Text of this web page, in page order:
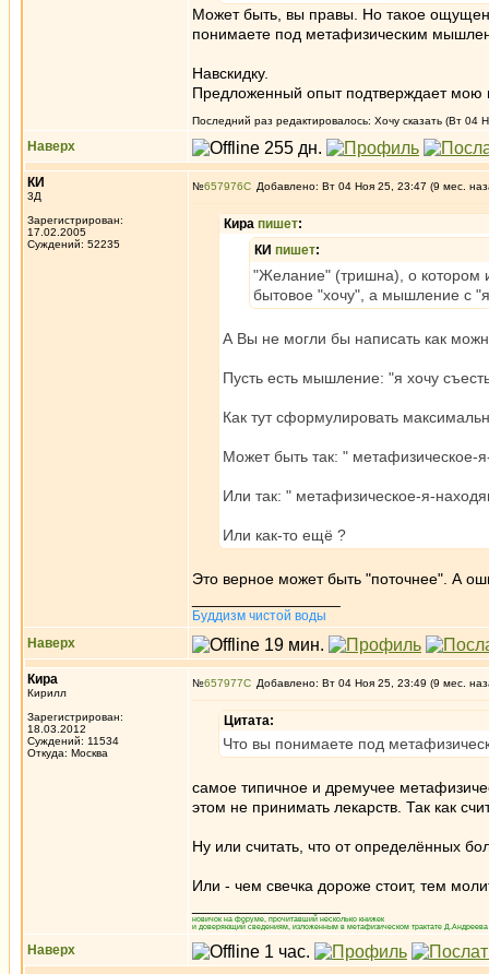
Может быть, вы правы. Но такое
понимаете под метафизическим
Навскидку.
Предложенный опыт подтверждает мою
Последний раз редактировалось: Хочу сказать (Вт 04
Наверх
КИ
3Д
Зарегистрирован:
17.02.2005
Суждений: 52235
№657976 Добавлено: Вт 04 Ноя 25, 23:47 (9 мес.
Кира пишет:
КИ пишет:
"Желание" (тришна), о котором
бытовое "хочу", а мышление с
А Вы не могли бы написать как
Пусть есть мышление: "я хочу
Как тут сформулировать
Может быть так: " метафизическое-
Или так: " метафизическое-я-
Или как-то ещё ?
Это верное может быть "поточнее". А
Буддизм чистой воды
Наверх
Кира
Кирилл
Зарегистрирован:
18.03.2012
Суждений: 11534
Откуда: Москва
№657977 Добавлено: Вт 04 Ноя 25, 23:49 (9 мес.
Цитата:
Что вы понимаете под
самое типичное и дремучее
этом не принимать лекарств. Так как
Ну или считать, что от определённых
Или - чем свечка дороже стоит, тем
новичок на форуме, прочитавший несколько книжек
и доверяющий сведениям, изложенным в метафизическом трактате
Наверх